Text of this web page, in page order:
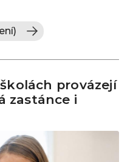
provázejí
zastánce i